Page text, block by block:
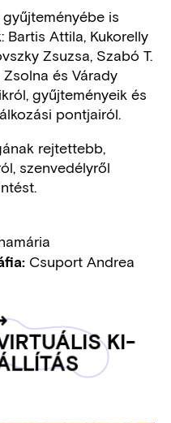
is
Attila, Kukorelly
Zsuzsa, Szabó T.
és Várady
gyűjteményeik és
pontjairól.
rejtettebb,
szenvedélyről
Csuport Andrea
KI­